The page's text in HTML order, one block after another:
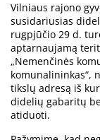
Vilniaus rajono
susidariusias
rugpjūčio 29 d.
aptarnaujamą
„Nemenčinės
komunalininkas“,
tikslų adresą iš
didelių gabaritų
atiduoti.